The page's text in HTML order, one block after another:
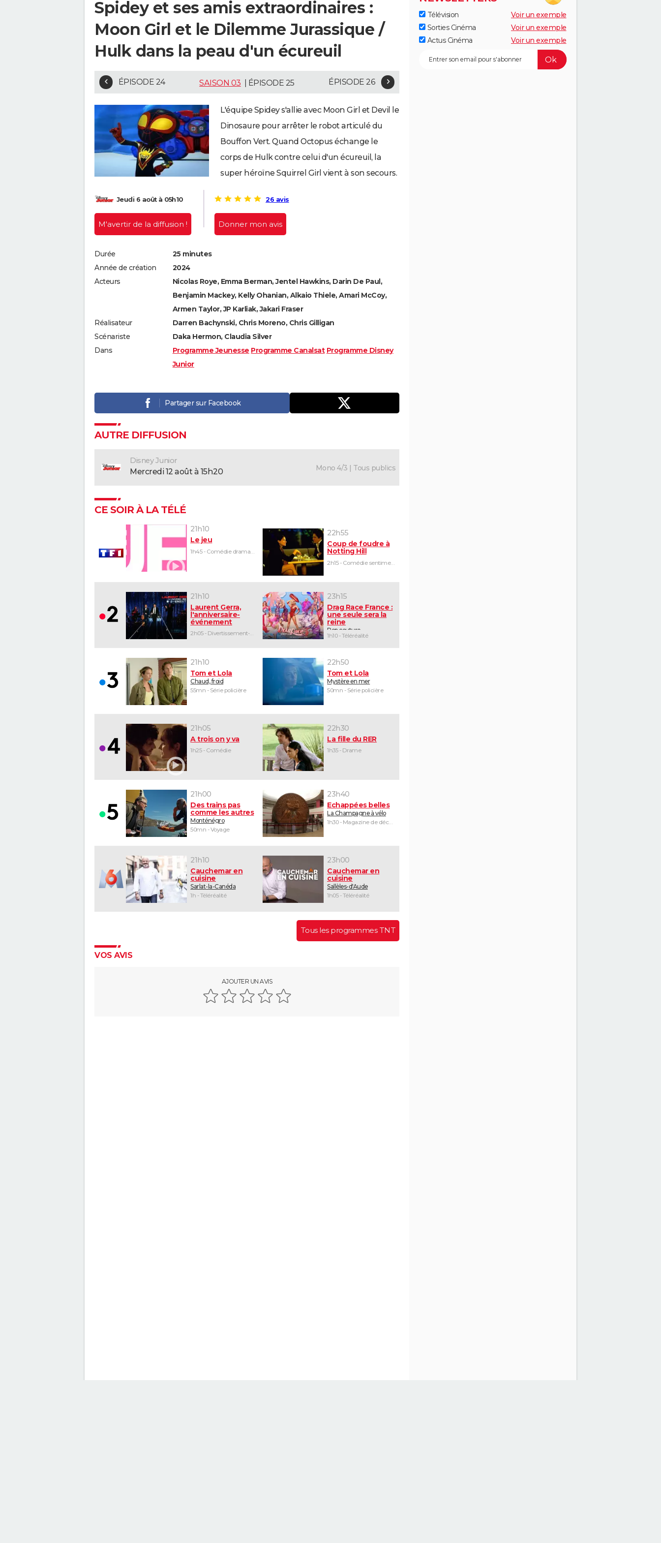
Spidey et ses amis extraordinaires :
Moon Girl et le Dilemme Jurassique /
Hulk dans la peau d'un écureuil
ÉPISODE 24 SAISON 03 | ÉPISODE 25 ÉPISODE 26
L'équipe Spidey s'allie avec Moon Girl et Devil le
Dinosaure pour arrêter le robot articulé du
Bouffon Vert. Quand Octopus échange le
corps de Hulk contre celui d'un écureuil, la
super héroïne Squirrel Girl vient à son secours.
Jeudi 6 août à 05h10
M'avertir de la diffusion !
26 avis
Donner mon avis
Durée
25 minutes
Année de création
2024
Acteurs
Nicolas Roye, Emma Berman, Jentel Hawkins, Darin De Paul,
Benjamin Mackey, Kelly Ohanian, Alkaio Thiele, Amari McCoy,
Armen Taylor, JP Karliak, Jakari Fraser
Réalisateur
Darren Bachynski, Chris Moreno, Chris Gilligan
Scénariste
Daka Hermon, Claudia Silver
Dans
Programme Jeunesse Programme Canalsat Programme Disney
Junior
Partager sur Facebook
AUTRE DIFFUSION
Disney Junior
mercredi 12 août à 15h20 Mono 4/3 | Tous publics
CE SOIR À LA TÉLÉ
21h10
Le jeu
1h45 - Comédie dramatique
22h55
Coup de foudre à
Notting Hill
2h15 - Comédie sentimentale
21h10
Laurent Gerra,
l'anniversaire-
événement
2h05 - Divertissement-humour
23h15
Drag Race France :
une seule sera la
reine
Pop couture
1h10 - Téléréalité
21h10
Tom et Lola
Chaud, froid
55mn - Série policière
22h50
Tom et Lola
Mystère en mer
50mn - Série policière
21h05
A trois on y va
1h25 - Comédie
22h30
La fille du RER
1h35 - Drame
21h00
Des trains pas
comme les autres
Monténégro
50mn - Voyage
23h40
Echappées belles
La Champagne à vélo
1h30 - Magazine de découvertes
21h10
Cauchemar en
cuisine
Sarlat-la-Canéda
1h - Téléréalité
23h00
Cauchemar en
cuisine
Sallèles-d'Aude
1h05 - Téléréalité
Tous les programmes TNT
VOS AVIS
AJOUTER UN AVIS
Télévision
Voir un exemple
Sorties Cinéma
Voir un exemple
Actus Cinéma
Voir un exemple